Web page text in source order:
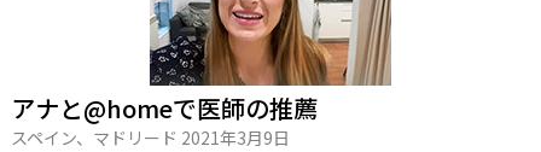
アナと@homeで医師の推薦
スペイン、マドリード 2021年3月9日